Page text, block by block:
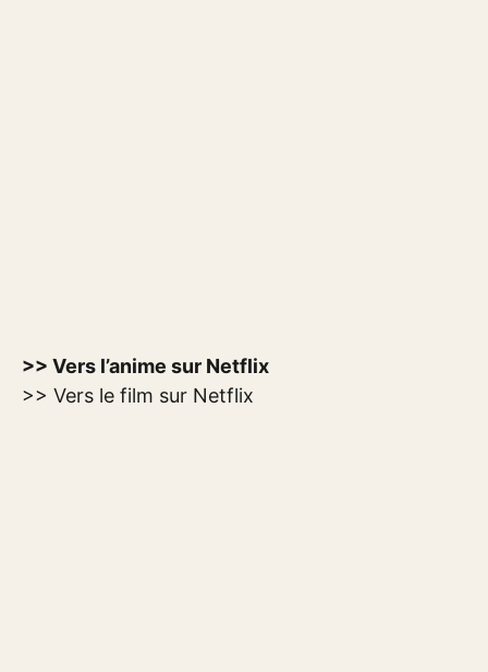
>> Vers l’anime sur Netflix
>> Vers le film sur Netflix